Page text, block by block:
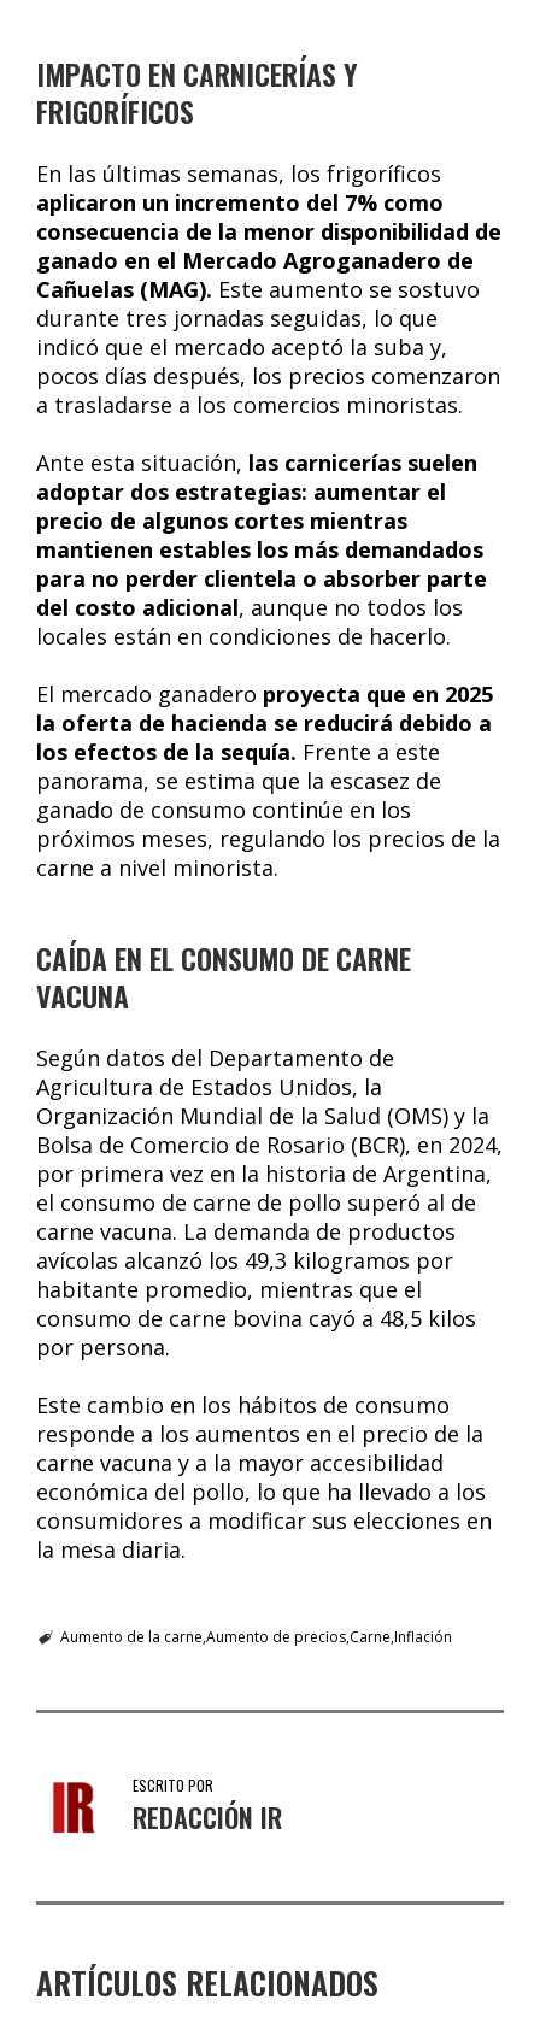
IMPACTO EN CARNICERÍAS Y
FRIGORÍFICOS
En las últimas semanas, los frigoríficos
aplicaron un incremento del 7% como
consecuencia de la menor disponibilidad de
ganado en el Mercado Agroganadero de
Cañuelas (MAG). Este aumento se sostuvo
durante tres jornadas seguidas, lo que
indicó que el mercado aceptó la suba y,
pocos días después, los precios comenzaron
a trasladarse a los comercios minoristas.
Ante esta situación, las carnicerías suelen
adoptar dos estrategias: aumentar el
precio de algunos cortes mientras
mantienen estables los más demandados
para no perder clientela o absorber parte
del costo adicional, aunque no todos los
locales están en condiciones de hacerlo.
El mercado ganadero proyecta que en 2025
la oferta de hacienda se reducirá debido a
los efectos de la sequía. Frente a este
panorama, se estima que la escasez de
ganado de consumo continúe en los
próximos meses, regulando los precios de la
carne a nivel minorista.
CAÍDA EN EL CONSUMO DE CARNE
VACUNA
Según datos del Departamento de
Agricultura de Estados Unidos, la
Organización Mundial de la Salud (OMS) y la
Bolsa de Comercio de Rosario (BCR), en 2024,
por primera vez en la historia de Argentina,
el consumo de carne de pollo superó al de
carne vacuna. La demanda de productos
avícolas alcanzó los 49,3 kilogramos por
habitante promedio, mientras que el
consumo de carne bovina cayó a 48,5 kilos
por persona.
Este cambio en los hábitos de consumo
responde a los aumentos en el precio de la
carne vacuna y a la mayor accesibilidad
económica del pollo, lo que ha llevado a los
consumidores a modificar sus elecciones en
la mesa diaria.
Aumento de la carne Aumento de preciosCarne Inflación
ESCRITO POR
REDACCIÓN IR
ARTÍCULOS RELACIONADOS